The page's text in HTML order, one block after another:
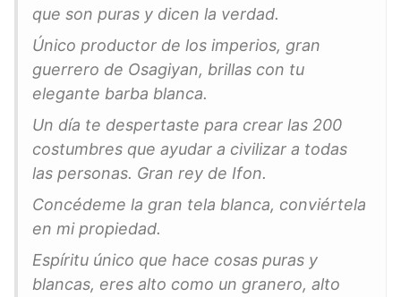
que son puras y dicen la verdad.
Único productor de los imperios, gran
guerrero de Osagiyan, brillas con tu
elegante barba blanca.
Un día te despertaste para crear las 200
costumbres que ayudar a civilizar a todas
las personas. Gran rey de Ifon.
Concédeme la gran tela blanca, conviértela
en mi propiedad.
Espíritu único que hace cosas puras y
blancas, eres alto como un granero, alto